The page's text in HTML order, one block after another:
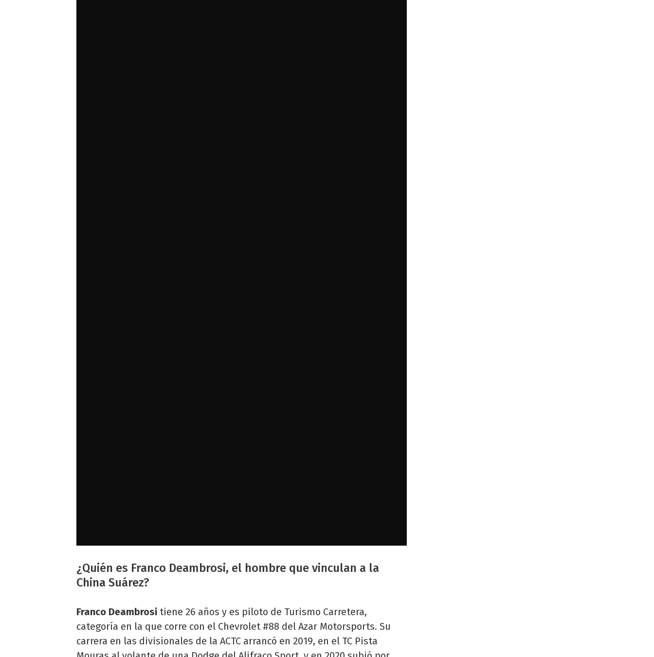
¿Quién es Franco Deambrosi, el hombre que vinculan a la
China Suárez?
Franco Deambrosi tiene 26 años y es piloto de Turismo Carretera,
categoría en la que corre con el Chevrolet #88 del Azar Motorsports. Su
carrera en las divisionales de la ACTC arrancó en 2019, en el TC Pista